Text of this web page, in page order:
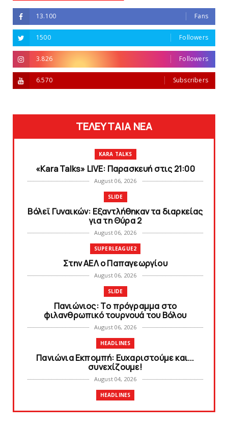
13.100 Fans
1500 Followers
3.826 Followers
6.570 Subscribers
ΤΕΛΕΥΤΑΙΑ ΝΕΑ
KARA TALKS
«Kara Talks» LIVE: Παρασκευή στις 21:00
August 06, 2026
SLIDE
Bόλεϊ Γυναικών: Εξαντλήθηκαν τα διαρκείας
για τη Θύρα 2
August 06, 2026
SUPERLEAGUE2
Στην AEΛ ο Παπαγεωργίου
August 06, 2026
SLIDE
Πανιώνιoς: Tο πρόγραμμα στο
φιλανθρωπικό τουρνουά του Bόλου
August 06, 2026
HEADLINES
Πανιώνια Εκπομπή: Eυχαριστούμε και...
συνεχίζουμε!
August 04, 2026
HEADLINES
Θλίψη για τον χαμό του Γιώργου